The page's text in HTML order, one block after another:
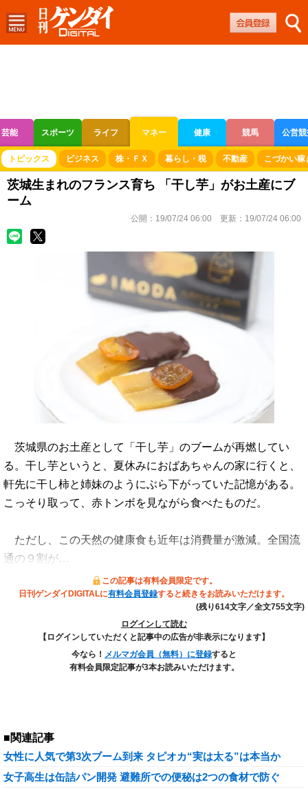
芸能 スポーツ ライフ マネー 健康 競馬 公営
ボートレース 競輪 オートレース
トピックス ビジネス 株・ＦＸ 暮らし・税 不動産 こづかい稼
茨城生まれのフランス育ち 「干し芋」がお土産にブ
ーム
公開： 19/07/24 06:00 更新： 19/07/24 06:00
茨城県のお土産として「干し芋」のブームが再燃してい
る。干し芋というと、夏休みにおばあちゃんの家に行くと、
軒先に干し柿と姉妹のようにぶら下がっていた記憶がある。
こっそり取って、赤トンボを見ながら食べたものだ。
ただし、この天然の健康食も近年は消費量が激減。全国流
通の９割が…
この記事は有料会員限定です。
日刊ゲンダイDIGITALに有料会員登録すると続きをお読みいただけます。
(残り614文字／全文755文字)
ログインして読む
【ログインしていただくと記事中の広告が非表示になります】
今なら！ メルマガ会員（無料）に登録すると
有料会員限定記事が3本お読みいただけます。
■関連記事
女性に人気で第3次ブーム到来 タピオカ“実は太る”は本当か
女子高生は缶詰パン開発 避難所での便秘は2つの食材で防ぐ